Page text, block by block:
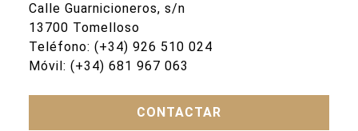
Calle Guarnicioneros, s/n
13700 Tomelloso
Teléfono: (+34) 926 510 024
Móvil: (+34) 681 967 063
CONTACTAR